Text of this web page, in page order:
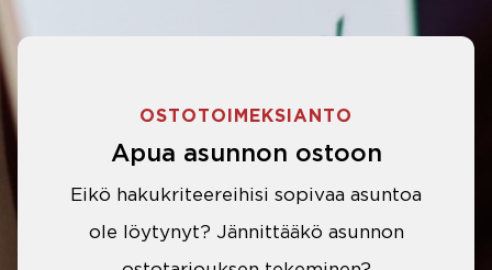
OSTOTOIMEKSIANTO
Apua asunnon ostoon
Eikö hakukriteereihisi sopivaa asuntoa
ole löytynyt? Jännittääkö asunnon